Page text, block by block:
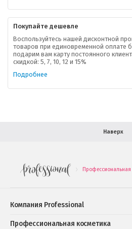
Покупайте дешевле
Воспользуйтесь нашей дисконтной
товаров при единовременной оплате
подарим вам карту постоянного
скидкой: 5, 7, 10, 12 и 15%
Подробнее
Наверх
. Профессиональная
Компания Professional
Контактная информация
В помощь покупателю
Форма обратной связи
Профессиональная косметика
Подарочные наборы